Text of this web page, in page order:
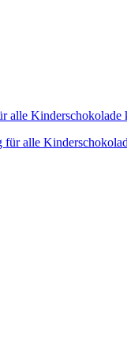
alle
für alle